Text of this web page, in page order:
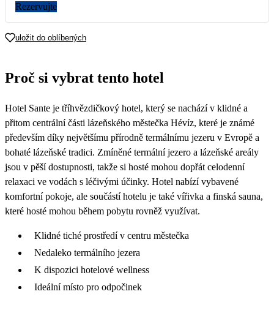
10
3 020 3 020 3 020 3 020 3 020 3 020 3 020
17 18
24
3 020
25 26 27
31
3 020
Rezervujte
uložit do oblíbených
Proč si vybrat tento hotel
Hotel Sante je tříhvězdičkový hotel, který se nachází v klidné a
přitom centrální části lázeňského městečka Hévíz, které je známé
především díky největšímu přírodně termálnímu jezeru v Evropě a
bohaté lázeňské tradici. Zmíněné termální jezero a lázeňské areály
jsou v pěší dostupnosti, takže si hosté mohou dopřát celodenní
relaxaci ve vodách s léčivými účinky. Hotel nabízí vybavené
komfortní pokoje, ale součástí hotelu je také vířivka a finská sauna,
které hosté mohou během pobytu rovněž využívat.
Klidné tiché prostředí v centru městečka
Nedaleko termálního jezera
K dispozici hotelové wellness
Ideální místo pro odpočinek